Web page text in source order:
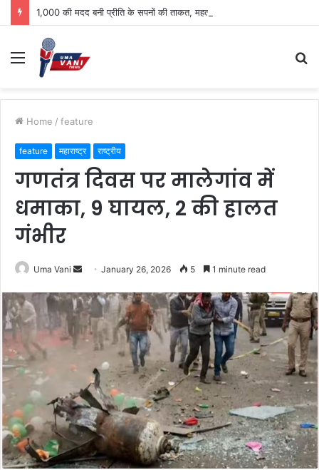
Menu
Home / feature
feature महाराष्ट्र राष्ट्रीय
गणतंत्र दिवस पर मालेगांव में
धमाका, 9 घायल, 2 की हालत
गंभीर
Uma Vani
Send
email
January 26, 2026 5 1 minute read